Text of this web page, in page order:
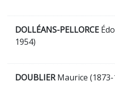
DOLLÉANS-PELLORCE
1954)
DOUBLIERMaurice (1873-